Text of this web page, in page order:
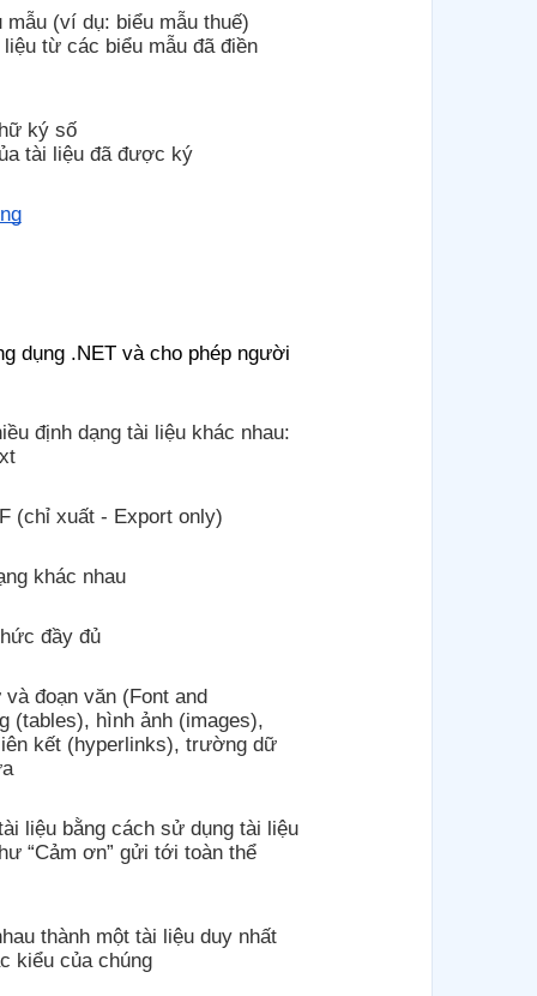
(ví dụ: biểu mẫu thuế)
từ các biểu mẫu đã điền
ký số
tài liệu đã được ký
dụng .NET và cho phép người
định dạng tài liệu khác nhau:
(chỉ xuất - Export only)
khác nhau
đầy đủ
đoạn văn (Font and
(tables), hình ảnh (images),
kết (hyperlinks), trường dữ
liệu bằng cách sử dụng tài liệu
“Cảm ơn” gửi tới toàn thể
thành một tài liệu duy nhất
kiểu của chúng